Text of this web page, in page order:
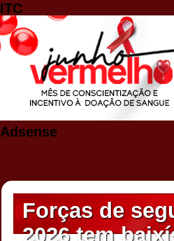
ITC
Adsense
Forças de
2026 tem